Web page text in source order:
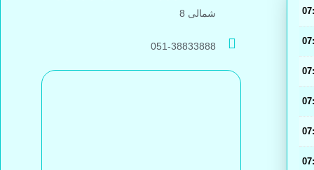
شمالی 8
051-38833888